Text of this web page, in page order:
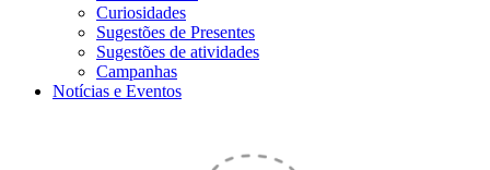
Curiosidades
Sugestões de Presentes
Sugestões de atividades
Campanhas
Notícias e Eventos